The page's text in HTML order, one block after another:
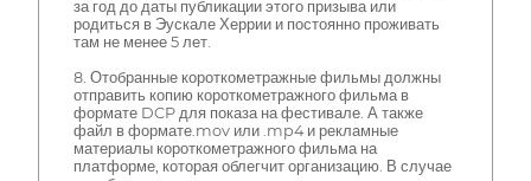
за год до даты публикации этого призыва или
родиться в Эускале Херрии и постоянно проживать
там не менее 5 лет.
8. Отобранные короткометражные фильмы должны
отправить копию короткометражного фильма в
формате DCP для показа на фестивале. А также
файл в формате.mov или .mp4 и рекламные
материалы короткометражного фильма на
платформе, которая облегчит организацию. В случае